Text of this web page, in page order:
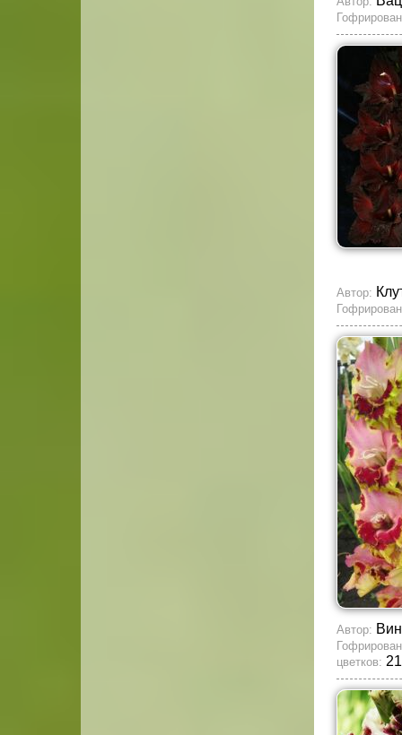
Автор:
Автор:
цветков: